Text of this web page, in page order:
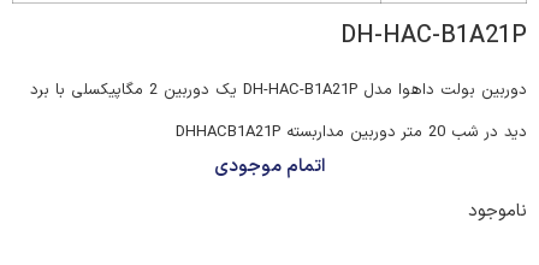
DH-HAC-B1A21P
دوربین بولت داهوا مدل DH-HAC-B1A21P یک دوربین 2 مگاپیکسلی با برد
دید در شب 20 متر دوربین مداربسته DHHACB1A21P
اتمام موجودی
ناموجود